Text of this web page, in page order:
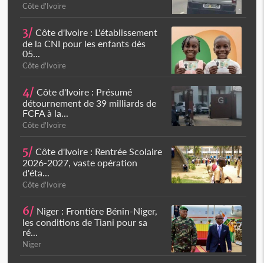
Côte d'Ivoire
3/ Côte d'Ivoire : L'établissement
de la CNI pour les enfants dès
05...
Côte d'Ivoire
4/ Côte d'Ivoire : Présumé
détournement de 39 milliards de
FCFA à la...
Côte d'Ivoire
5/ Côte d'Ivoire : Rentrée Scolaire
2026-2027, vaste opération
d'éta...
Côte d'Ivoire
6/ Niger : Frontière Bénin-Niger,
les conditions de Tiani pour sa
ré...
Niger